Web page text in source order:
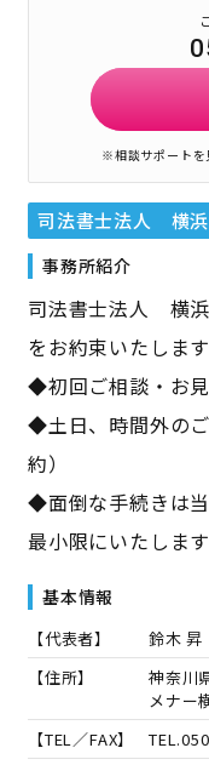
※相談サポートを
司法書士法人 横浜
事務所紹介
司法書士法人 横浜
をお約束いたします
◆初回ご相談・お
◆土日、時間外の
約）
◆面倒な手続きは
最小限にいたします
基本情報
【代表者】 鈴木 昇
【住所】
神奈川
メナー
【TEL／FAX】
TEL.